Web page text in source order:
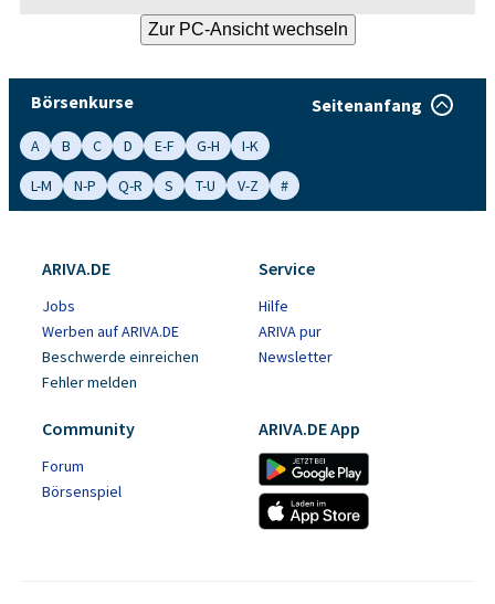
Börsenkurse Seitenanfang
A B C D E-F G-H
I-K
L-M
N-P Q-R S T-U V-Z #
ARIVA.DE
Jobs
Werben auf ARIVA.DE
Beschwerde einreichen
Fehler melden
Service
Hilfe
ARIVA pur
Newsletter
Community
Forum
Börsenspiel
ARIVA.DE App